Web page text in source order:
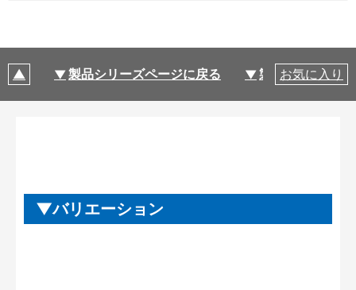
製品シリーズページに戻る 製品仕様
お気に入り
バリエーション